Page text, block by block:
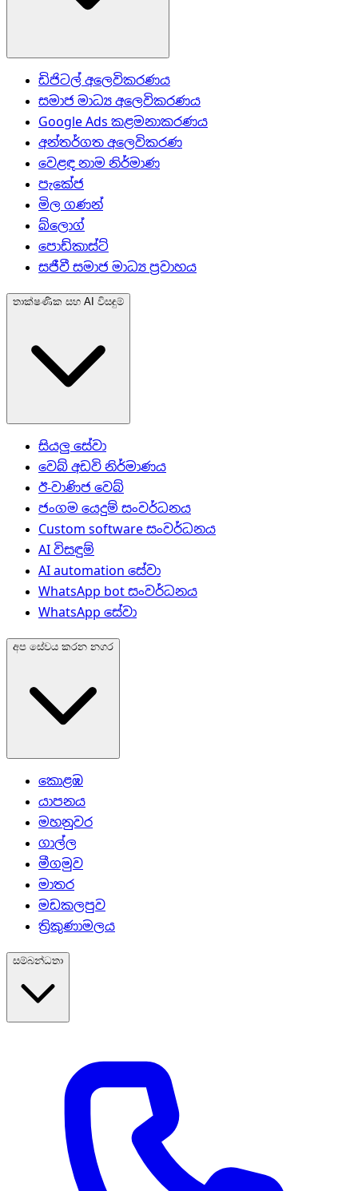
ඩිජිටල් අලෙවිකරණය
සමාජ මාධ්‍ය අලෙවිකරණය
Google Ads කළමනාකරණය
අන්තර්ගත අලෙවිකරණ
වෙළඳ නාම නිර්මාණ
පැකේජ
මිල ගණන්
බ්ලොග්
පොඩ්කාස්ට්
සජීවී සමාජ මාධ්‍ය ප්‍රවාහය
තාක්ෂණික සහ AI විසඳුම්
සියලු සේවා
වෙබ් අඩවි නිර්මාණය
ඊ-වාණිජ වෙබ්
ජංගම යෙදුම් සංවර්ධනය
Custom software සංවර්ධනය
AI විසඳුම්
AI automation සේවා
WhatsApp bot සංවර්ධනය
WhatsApp සේවා
අප සේවය කරන නගර
කොළඹ
යාපනය
මහනුවර
ගාල්ල
මීගමුව
මාතර
මඩකලපුව
ත්‍රිකුණාමලය
සම්බන්ධතා